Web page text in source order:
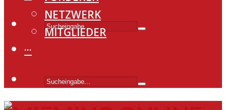
NETZWERK
MITGLIEDER
···